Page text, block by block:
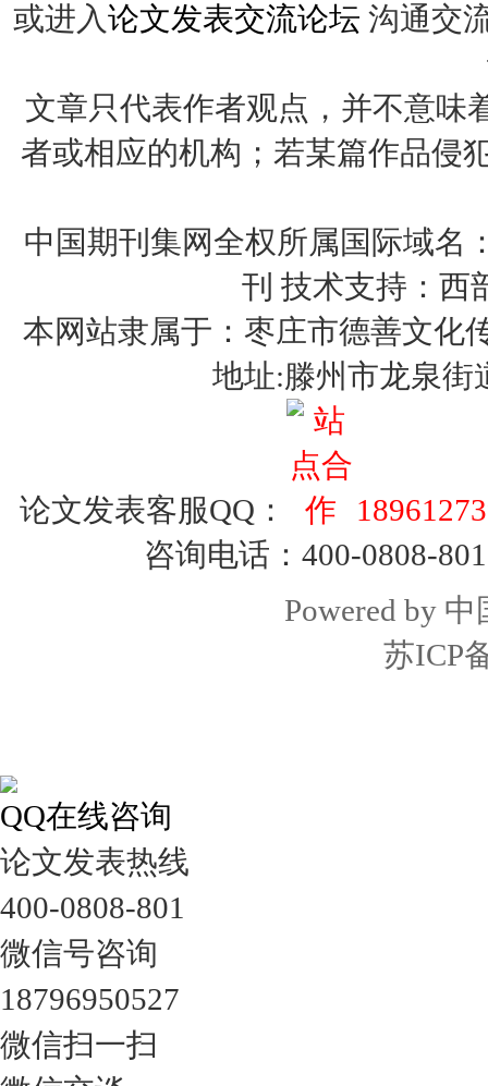
或进入论文发表交流论坛 沟通交
文章只代表作者观点，并不意味
者或相应的机构；若某篇作品侵
中国期刊集网全权所属国际域名
刊 技术支持：西
本网站隶属于：枣庄市德善文化
地址:滕州市龙泉街
论文发表客服QQ：
咨询电话：400-0808-
Powered by 中
苏ICP
QQ在线咨询
论文发表热线
400-0808-801
微信号咨询
18796950527
微信扫一扫